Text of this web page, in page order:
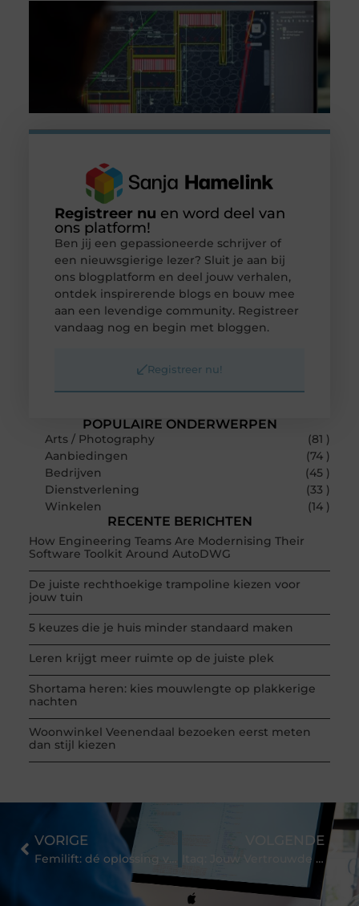
POPULAIRE ONDERWERPEN
Arts / Photography
(81 )
Aanbiedingen
(74 )
Bedrijven
(45 )
Dienstverlening
(33 )
Winkelen
(14 )
RECENTE BERICHTEN
How Engineering Teams Are Modernising Their
Software Toolkit Around AutoDWG
De juiste rechthoekige trampoline kiezen voor
jouw tuin
5 keuzes die je huis minder standaard maken
Leren krijgt meer ruimte op de juiste plek
Shortama heren: kies mouwlengte op plakkerige
nachten
Woonwinkel Veenendaal bezoeken eerst meten
dan stijl kiezen
Registreer nu en word deel van
ons platform!
Ben jij een gepassioneerde schrijver of
een nieuwsgierige lezer? Sluit je aan bij
ons blogplatform en deel jouw verhalen,
ontdek inspirerende blogs en bouw mee
aan een levendige community. Registreer
vandaag nog en begin met bloggen.
Registreer nu!
VORIGE
Femilift: dé oplossing voor vaginale klachten
VOLGENDE
Itaq: Jouw Vertrouwde Partner voor ICT Professionals en Interim Managers